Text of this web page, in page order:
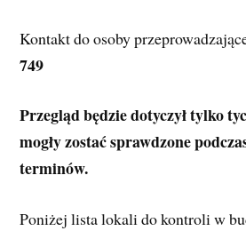
Kontakt do osoby
749
Przegląd będzie dotyczył tylko
mogły zostać sprawdzone
terminów.
Poniżej lista lokali do kontroli w